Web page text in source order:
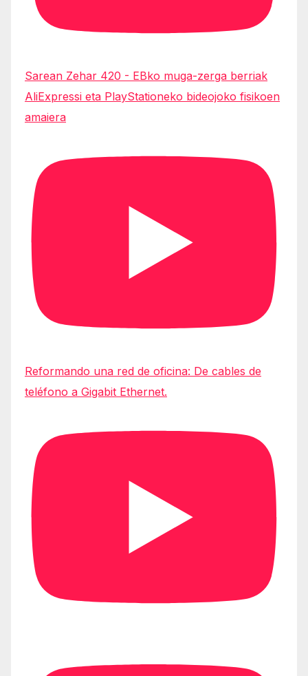
Sarean Zehar 420 - EBko muga-zerga berriak
AliExpressi eta PlayStationeko bideojoko fisikoen
amaiera
Reformando una red de oficina: De cables de
teléfono a Gigabit Ethernet.